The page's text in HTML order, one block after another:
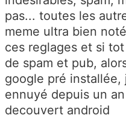
pas... toutes les
meme ultra bien
ces reglages et si
de spam et pub,
google pré
ennuyé depuis un
decouvert android